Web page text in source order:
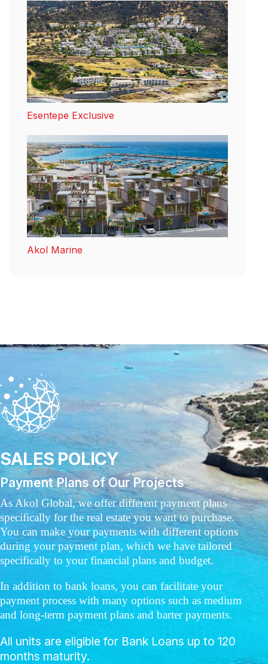
Esentepe Exclusive
Akol Marine
SALES POLICY
Payment Plans of Our Projects
As Akol Global, we offer different payment plans
specifically for the real estate you want to purchase.
You can make your payments with different options
during your payment plan, which we have tailored
specifically to your financial plans and budget.
In addition to bank loans, you can facilitate your
payment process with many options such as medium
and long-term payment plans and barter payments.
All units are eligible for Bank Loans up to 120
months maturity.